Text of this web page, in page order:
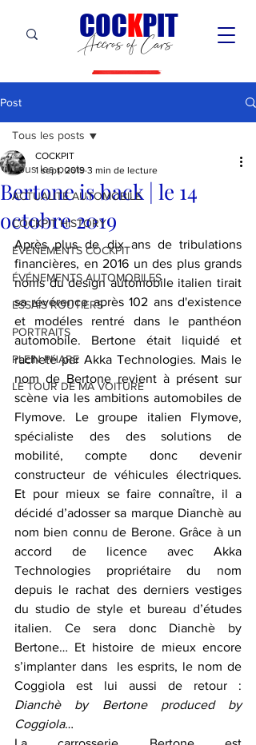
Accros of Cars
COCKPIT
Post
Tous les posts
ACTUALITÉ AUTOMOBILE
COCKPIT HiSTORY
ÉVÉNEMENTS COCKPIT
ÉVÉNEMENTS AUTOMOBILES
ESSAIS ROUTIERS
PORTRAITS
PLEIN PHARE
LE TOUR DE MA VOITURE
Tous les posts
Bertone is back | le 14
octobre 2019
COCKPIT
1 sept. 2019 3 min de lecture
Après plus de dix ans de tribulations
financières, en 2016 un des plus grands
noms du design automobile italien tirait
sa révérence après 102 ans d'existence
et modéles rentré dans le panthéon
automobile. Bertone était liquidé et
racheté par Akka Technologies. Mais le
nom de Bertone revient à présent sur
scène via les ambitions automobiles de
Flymove. Le groupe italien Flymove,
spécialiste des des solutions de
mobilité, compte donc devenir
constructeur de véhicules électriques.
Et pour mieux se faire connaître, il a
décidé d’adosser sa marque Dianchè au
nom bien connu de Berone. Grâce à un
accord de licence avec Akka
Technologies propriétaire du nom
depuis le rachat des derniers vestiges
du studio de style et bureau d’études
italien. Ce sera donc Dianchè by
Bertone… Et histoire de mieux encore
s’implanter dans  les esprits, le nom de
Dianchè by Bertone produced by
Coggiola…